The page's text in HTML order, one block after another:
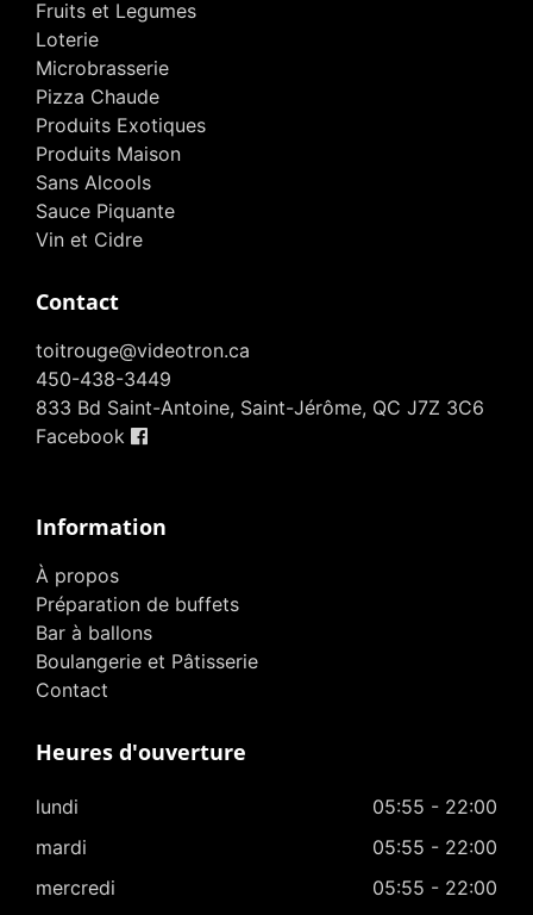
Fruits et Legumes
Loterie
Microbrasserie
Pizza Chaude
Produits Exotiques
Produits Maison
Sans Alcools
Sauce Piquante
Vin et Cidre
Contact
toitrouge@videotron.ca
450-438-3449
833 Bd Saint-Antoine, Saint-Jérôme, QC J7Z 3C6
Facebook
Information
À propos
Préparation de buffets
Bar à ballons
Boulangerie et Pâtisserie
Contact
Heures d'ouverture
lundi
05:55 - 22:00
mardi
05:55 - 22:00
mercredi
05:55 - 22:00